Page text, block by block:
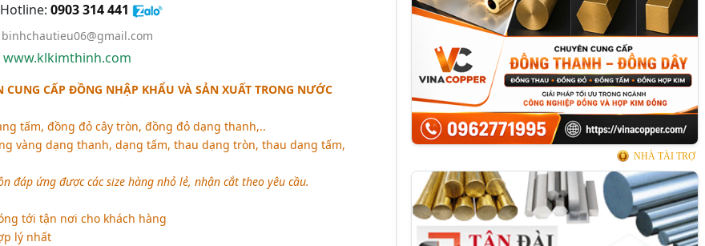
Hotline: 0903 314 441
binhchautieu06@gmail.com
www.klkimthinh.com
CUNG CẤP ĐỒNG NHẬP KHẨU VÀ SẢN XUẤT TRONG NƯỚC
tấm, đồng đỏ cây tròn, đồng đỏ dạng thanh,..
vàng dạng thanh, dạng tấm, thau dạng tròn, thau dạng tấm,
đáp ứng được các size hàng nhỏ lẻ, nhận cắt theo yêu cầu.
tới tận nơi cho khách hàng
lý nhất
NHÀ TÀI TRỢ